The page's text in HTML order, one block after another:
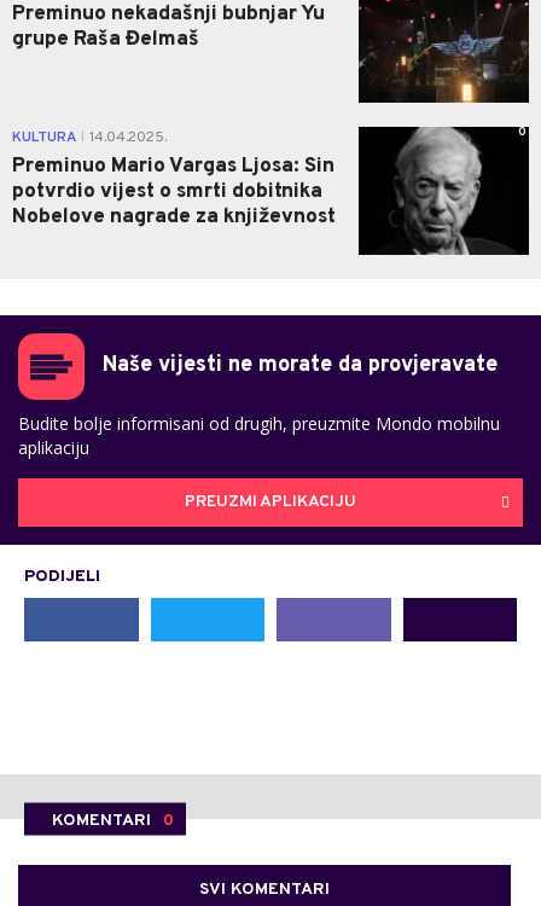
Preminuo nekadašnji bubnjar Yu
grupe Raša Đelmaš
KULTURA 14.04.2025.
Preminuo Mario Vargas Ljosa: Sin
potvrdio vijest o smrti dobitnika
Nobelove nagrade za književnost
0
Naše vijesti ne morate da provjeravate
Budite bolje informisani od drugih, preuzmite Mondo mobilnu
aplikaciju
PREUZMI APLIKACIJU
PODIJELI
KOMENTARI 0
SVI KOMENTARI